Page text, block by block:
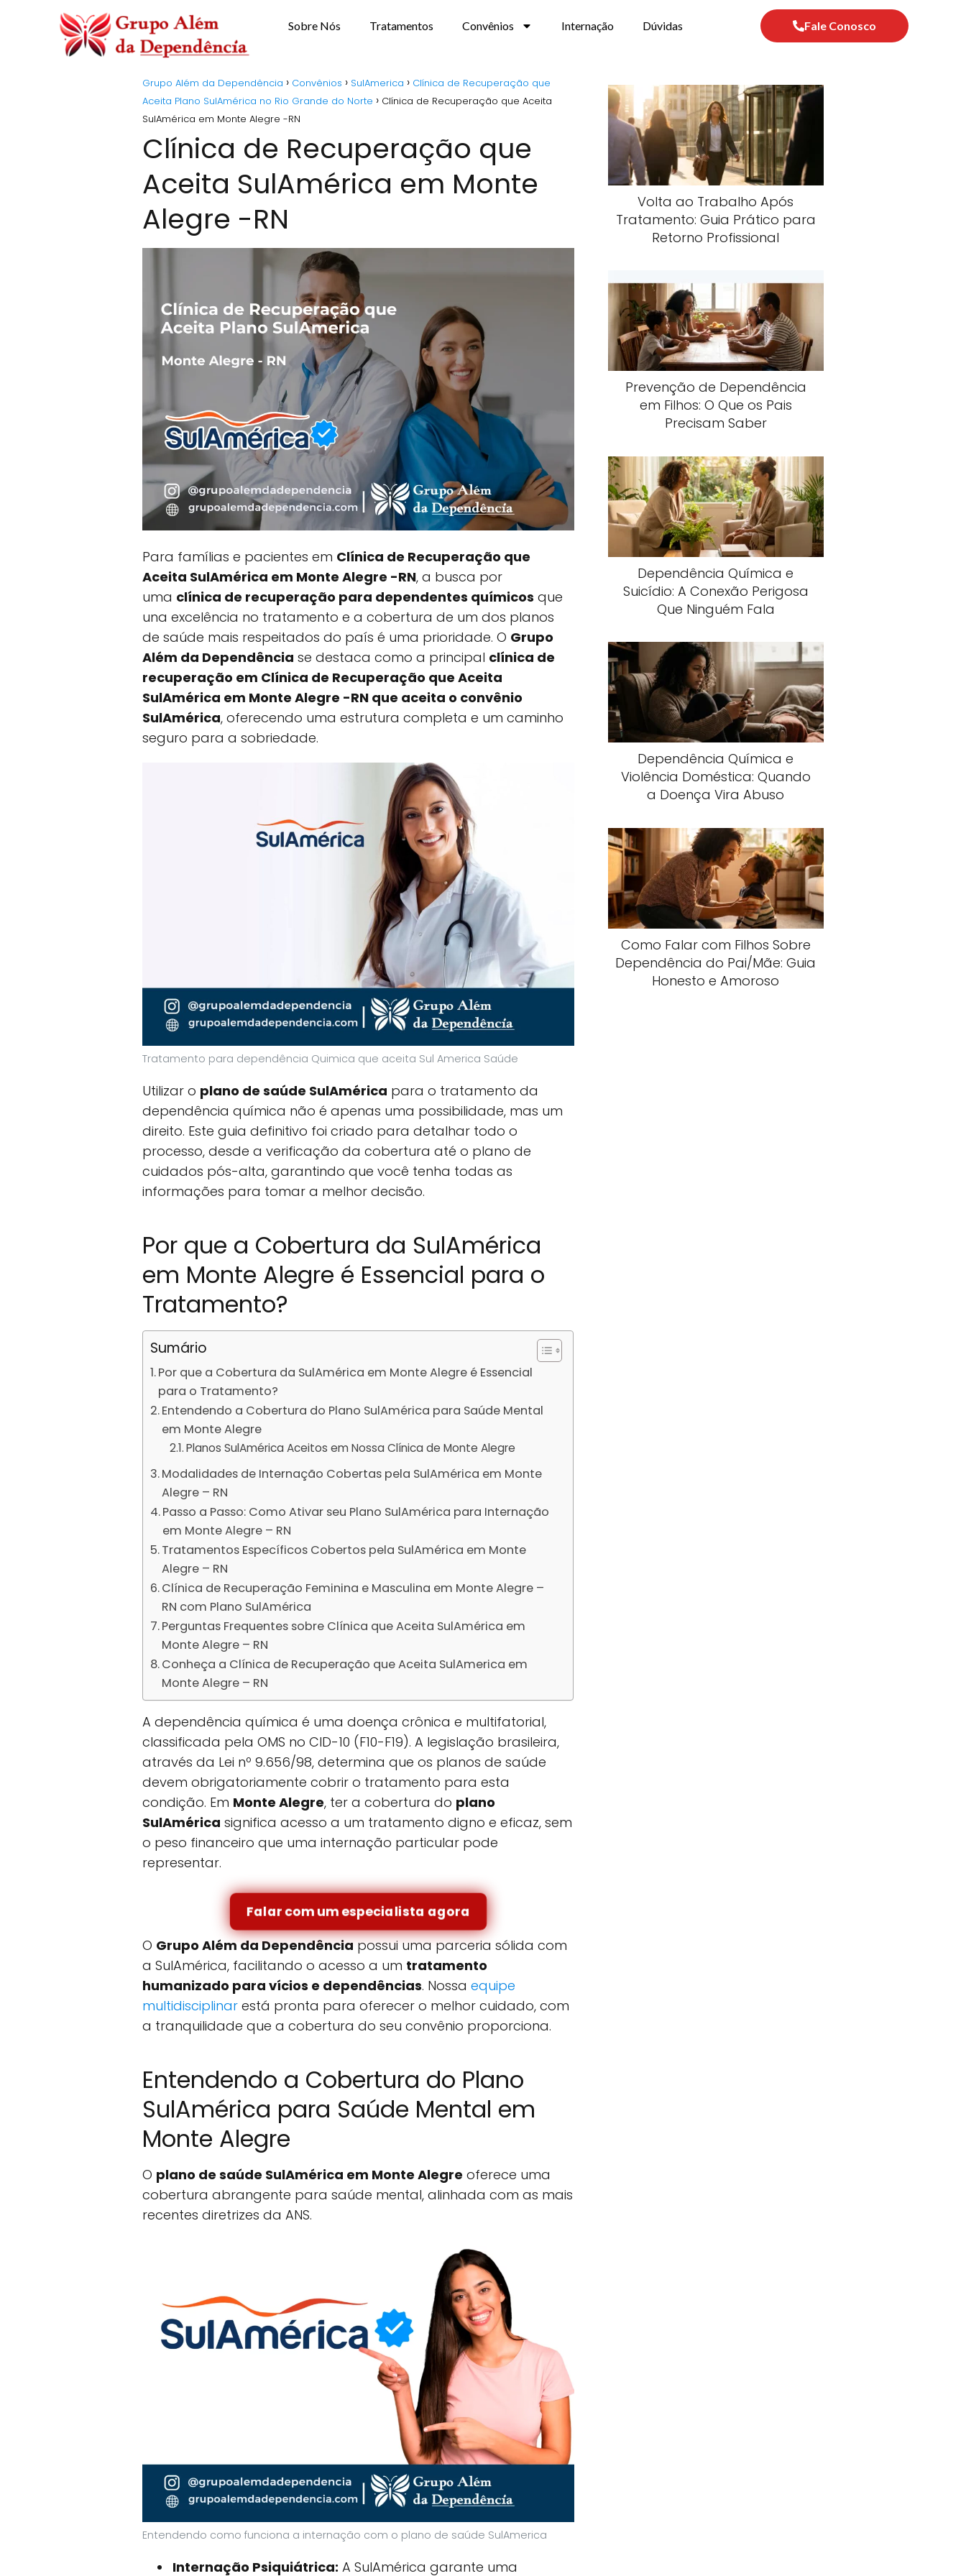
Sobre Nós Tratamentos Convênios Internação Dúvidas Fale Conosco
Grupo Além da Dependência Convênios SulAmerica
Clínica de Recuperação que
Aceita Plano SulAmérica no Rio Grande do Norte
Clínica de Recuperação que Aceita
SulAmérica em Monte Alegre -RN
Clínica de Recuperação que
Aceita SulAmérica em Monte
Alegre -RN
Para famílias e pacientes em Clínica de Recuperação que
Aceita SulAmérica em Monte Alegre -RN, a busca por
uma clínica de recuperação para dependentes químicos que
una excelência no tratamento e a cobertura de um dos planos
de saúde mais respeitados do país é uma prioridade. O Grupo
Além da Dependência se destaca como a principal clínica de
recuperação em Clínica de Recuperação que Aceita
SulAmérica em Monte Alegre -RN que aceita o convênio
SulAmérica, oferecendo uma estrutura completa e um caminho
seguro para a sobriedade.
Tratamento para dependência Quimica que aceita Sul America Saúde
Utilizar o plano de saúde SulAmérica para o tratamento da
dependência química não é apenas uma possibilidade, mas um
direito. Este guia definitivo foi criado para detalhar todo o
processo, desde a verificação da cobertura até o plano de
cuidados pós-alta, garantindo que você tenha todas as
informações para tomar a melhor decisão.
Por que a Cobertura da SulAmérica
em Monte Alegre é Essencial para o
Tratamento?
Sumário
Por que a Cobertura da SulAmérica em Monte Alegre é Essencial
para o Tratamento?
Entendendo a Cobertura do Plano SulAmérica para Saúde Mental
em Monte Alegre
Planos SulAmérica Aceitos em Nossa Clínica de Monte Alegre
Modalidades de Internação Cobertas pela SulAmérica em Monte
Alegre – RN
Passo a Passo: Como Ativar seu Plano SulAmérica para Internação
em Monte Alegre – RN
Tratamentos Específicos Cobertos pela SulAmérica em Monte
Alegre – RN
Clínica de Recuperação Feminina e Masculina em Monte Alegre –
RN com Plano SulAmérica
Perguntas Frequentes sobre Clínica que Aceita SulAmérica em
Monte Alegre – RN
Conheça a Clínica de Recuperação que Aceita SulAmerica em
Monte Alegre – RN
A dependência química é uma doença crônica e multifatorial,
classificada pela OMS no CID-10 (F10-F19). A legislação brasileira,
através da Lei nº 9.656/98, determina que os planos de saúde
devem obrigatoriamente cobrir o tratamento para esta
condição. Em Monte Alegre, ter a cobertura do plano
SulAmérica significa acesso a um tratamento digno e eficaz, sem
o peso financeiro que uma internação particular pode
representar.
Falar com um especialista agora
O Grupo Além da Dependênciapossui uma parceria sólida com
a SulAmérica, facilitando o acesso a um tratamento
humanizado para vícios e dependências. Nossa equipe
multidisciplinar está pronta para oferecer o melhor cuidado, com
a tranquilidade que a cobertura do seu convênio proporciona.
Entendendo a Cobertura do Plano
SulAmérica para Saúde Mental em
Monte Alegre
O plano de saúde SulAmérica em Monte Alegre oferece uma
cobertura abrangente para saúde mental, alinhada com as mais
recentes diretrizes da ANS.
Entendendo como funciona a internação com o plano de saúde SulAmerica
Internação Psiquiátrica: A SulAmérica garante uma
Volta ao Trabalho Após
Tratamento: Guia Prático para
Retorno Profissional
Prevenção de Dependência
em Filhos: O Que os Pais
Precisam Saber
Dependência Química e
Suicídio: A Conexão Perigosa
Que Ninguém Fala
Dependência Química e
Violência Doméstica: Quando
a Doença Vira Abuso
Como Falar com Filhos Sobre
Dependência do Pai/Mãe: Guia
Honesto e Amoroso